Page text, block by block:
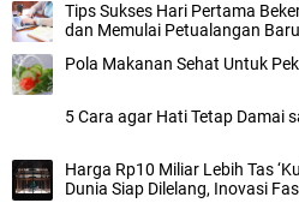
Tips Sukses Hari Pertama
dan Memulai Petualangan
Pola Makanan Sehat Untuk
5 Cara agar Hati Tetap Damai
Harga Rp10 Miliar Lebih Tas
Dunia Siap Dilelang, Inovasi